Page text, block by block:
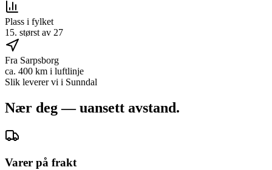
Plass i fylket
15. størst av 27
Fra Sarpsborg
ca. 400 km i luftlinje
Slik leverer vi i Sunndal
Nær deg — uansett avstand.
Varer på frakt